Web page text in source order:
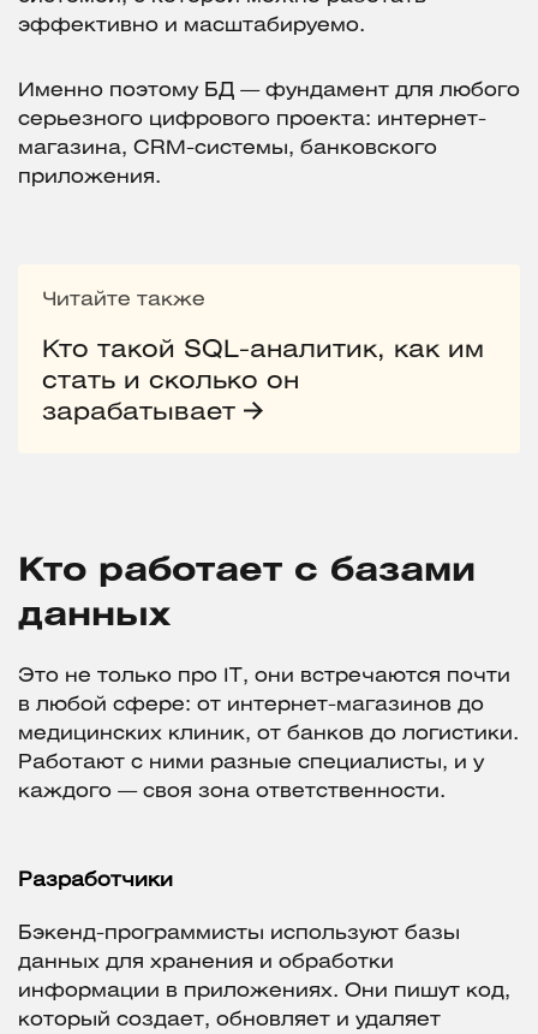
эффективно и масштабируемо.
Именно поэтому БД — фундамент для любого
серьезного цифрового проекта: интернет-
магазина, CRM-системы, банковского
приложения.
Читайте также
Кто такой SQL-аналитик, как им
стать и сколько он
зарабатывает
Кто работает с базами
данных
Это не только про IT, они встречаются почти
в любой сфере: от интернет-магазинов до
медицинских клиник, от банков до логистики.
Работают с ними разные специалисты, и у
каждого — своя зона ответственности.
Разработчики
Бэкенд-программисты используют базы
данных для хранения и обработки
информации в приложениях. Они пишут код,
который создает, обновляет и удаляет